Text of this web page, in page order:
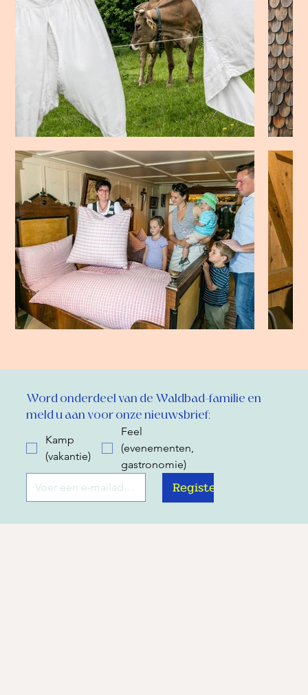
Word onderdeel van de Waldbad-familie en
meld u aan voor onze nieuwsbrief:
Kamp
(vakantie)
Feel
(evenementen,
gastronomie)
Register